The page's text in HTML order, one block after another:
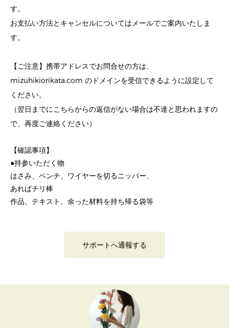
す。
お支払い方法とキャンセルについてはメールでご案内いたしま
す。
【ご注意】携帯アドレスでお問合せの方は、
mizuhikiorikata.com のドメインを受信できるように設定して
ください。
（翌日までにこちらからの返信がない場合は不達と思われますの
で、再度ご連絡ください）
【確認事項】
●持参いただく物
はさみ、ペンチ、ワイヤーを切るニッパー、
あればチリ棒
作品、テキスト、余った材料を持ち帰る袋等
サポートへ通報する